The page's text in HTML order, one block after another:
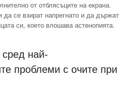
от отблясъците на екрана.
се взират напрегнато и да държат
си, което влошава астенопията.
сред най-
проблеми с очите при